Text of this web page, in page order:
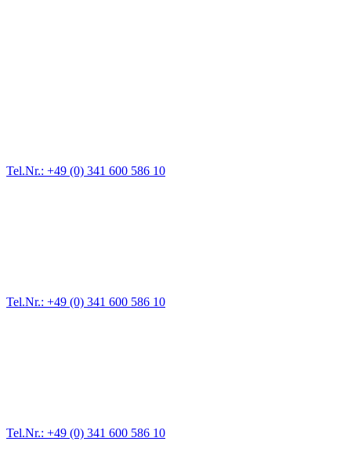
Tel.Nr.: +49 (0) 341 600 586 10
Tel.Nr.: +49 (0) 341 600 586 10
Tel.Nr.: +49 (0) 341 600 586 10